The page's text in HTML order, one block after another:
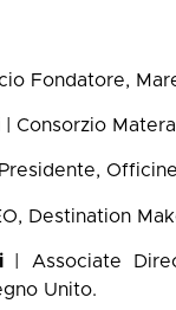
Fondatore,
| Consorzio
Presidente,
Destination
| Associate
Unito.